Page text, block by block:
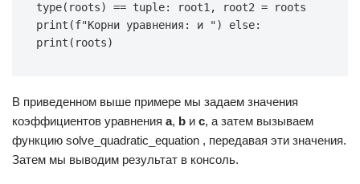
type(roots) == tuple: root1, root2 = roots
print(f"Корни уравнения: и ") else:
print(roots)
В приведенном выше примере мы задаем значения
коэффициентов уравнения a, b и c, а затем вызываем
функцию solve_quadratic_equation , передавая эти значения.
Затем мы выводим результат в консоль.